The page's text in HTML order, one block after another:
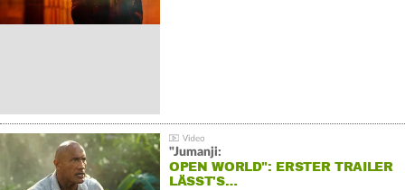
"Jumanji:
OPEN WORLD": ERSTER TRAILER
LÄSST'S…